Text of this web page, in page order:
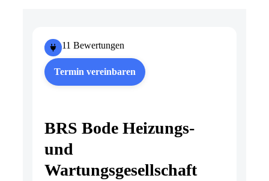
11 Bewertungen
Termin vereinbaren
BRS Bode Heizungs-
und
Wartungsgesellschaft